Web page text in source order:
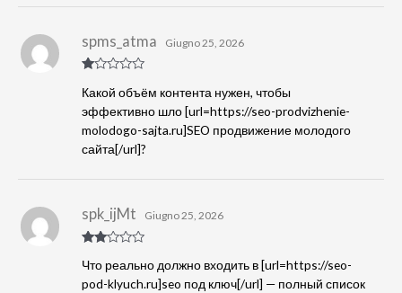
lu
tat
o
1
u
spms_atma Giugno 25, 2026
Какой объём контента нужен, чтобы
эффективно шло [url=https://seo-prodvizhenie-
molodogo-sajta.ru]SEO продвижение молодого
сайта[/url]?
ato2
5
spk_ijMt Giugno 25, 2026
Что реально должно входить в [url=https://seo-
pod-klyuch.ru]seo под ключ[/url] — полный список